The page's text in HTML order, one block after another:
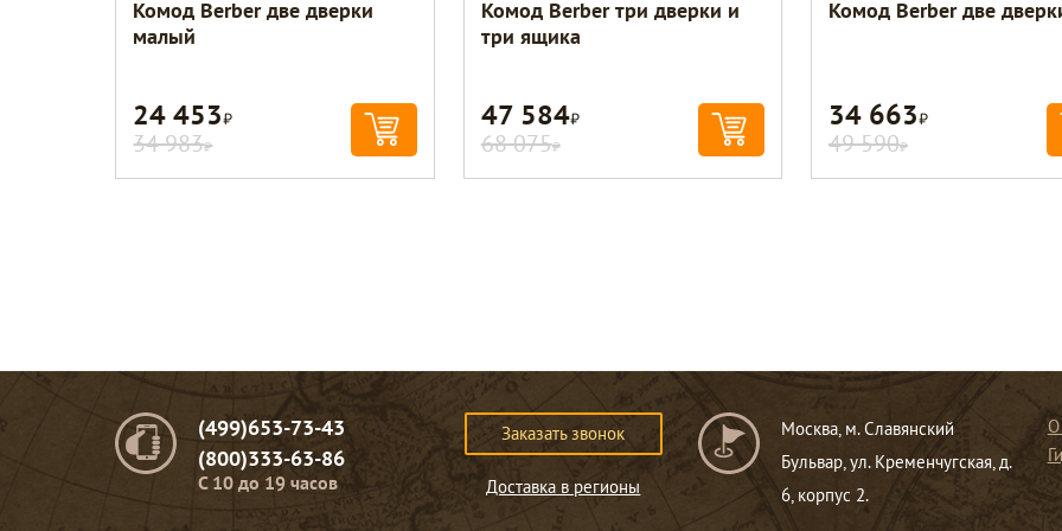
Комод Berber две дверки
малый
24 453Р
34 983Р
Комод Berber три дверки и
три ящика
47 584Р
68 075Р
Комод Berber две
34 663Р
49 590Р
(499)653-73-43
(800)333-63-86
C 10 до 19 часов
Заказать звонок
Доставка в регионы
Москва, м. Славянский
Бульвар, ул. Кременчугская, д.
6, корпус 2.
О